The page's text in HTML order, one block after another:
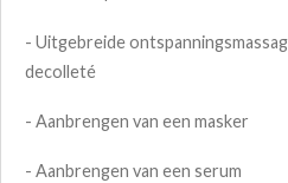
- Uitgebreide
decolleté
- Aanbrengen van een masker
- Aanbrengen van een serum